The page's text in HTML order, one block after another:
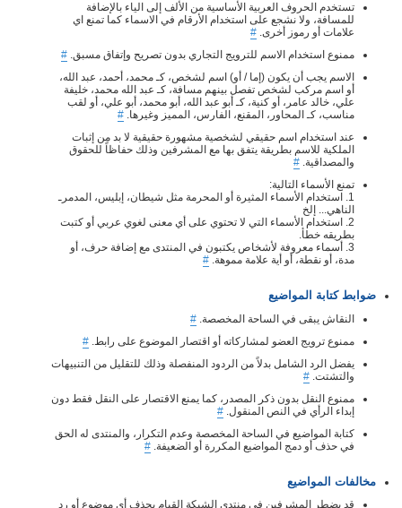
تستخدم الحروف العربية الأساسية من الألف إلى الياء بالإضافة
للمسافة، ولا نشجع على استخدام الأرقام في الاسماء كما تمنع اي
علامات أو رموز أخرى. #
ممنوع استخدام الاسم للترويج التجاري بدون تصريح وإتفاق مسبق. #
الاسم يجب أن يكون (إما / أو) اسم لشخص، كـ محمد، أحمد، عبد الله،
أو اسم مركب لشخص تفصل بينهم مسافة، كـ عبد الله محمد، خليفة
علي، خالد عامر، أو كنية، كـ أبو عبد الله، أبو محمد، أبو علي، أو لقب
مناسب، كـ المحاور، المقنع، الفارس، المميز وغيرها. #
عند استخدام اسم حقيقي لشخصية مشهورة حقيقية لا بد من إثبات
الملكية للاسم بطريقة يتفق بها مع المشرفين وذلك حفاظاً للحقوق
والمصداقية. #
تمنع الأسماء التالية:
1. استخدام الأسماء المثيرة أو المحرمة مثل شيطان، إبليس، المدمرـ
الناهي... إلخ
2. استخدام الأسماء التي لا تحتوي على أي معنى لغوي عربي أو كتبت
بطريقه خطأ.
3. أسماء معروفة لأشخاص يكتبون في المنتدى مع إضافة حرف، أو
مدة، أو نقطة، أو أية علامة مموهة. #
ضوابط كتابة المواضيع
النقاش يبقى في الساحة المخصصة. #
ممنوع ترويج العضو لمشاركاته أو اقتصار الموضوع على رابط. #
يفضل الرد الشامل بدلاً من الردود المنفصلة وذلك للتقليل من التنبيهات
والتشتت. #
ممنوع النقل بدون ذكر المصدر، كما يمنع الاقتصار على النقل فقط دون
إبداء الرأي في النص المنقول. #
كتابة المواضيع في الساحة المخصصة وعدم التكرار، والمنتدى له الحق
في حذف أو دمج المواضيع المكررة أو الضعيفة. #
مخالفات المواضيع
قد يضطر المشرفين في منتدى الشبكة القيام بحذف أي موضوع أو رد